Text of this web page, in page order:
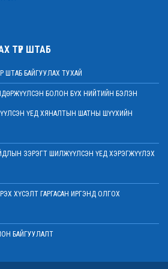
Холбооноос Монгол Улсад суугаа
талаар санал солилцов
нэр дэвшигчийн материал хүлээн авах
Шүүхийн сургалт, судалгаа, мэдээллийн
болно
ТҮР ШТАБ
ШТАБ БАЙГУУЛАХ ТУХАЙ
БОЛОН БҮХ НИЙТИЙН БЭЛЭН
ҮЕД ХЯНАЛТЫН ШАТНЫ ШҮҮХИЙН
ЗЭРЭГТ ШИЛЖҮҮЛСЭН ҮЕД ХЭРЭГЖҮҮЛЭХ
ХҮСЭЛТ ГАРГАСАН ИРГЭНД ОЛГОХ
БАЙГУУЛАЛТ